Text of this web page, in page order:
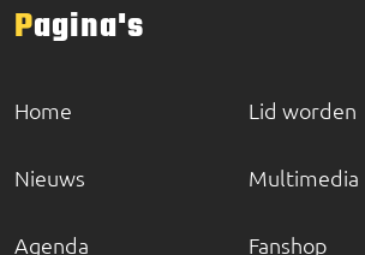
Pagina's
Home
Nieuws
Agenda
Lid worden
Multimedia
Fanshop